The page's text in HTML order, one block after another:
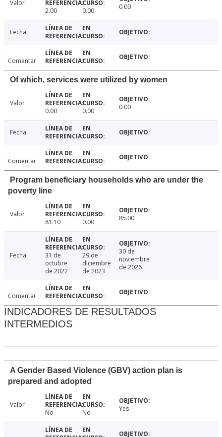
Valor
2.00
0.00 0.00
Fecha
Comentar
Of which, services were utilized by women
Valor
0.00
0.00 0.00
Fecha
Comentar
Program beneficiary households who are under the
poverty line
Valor
81.10
0.00 85.00
Fecha
31 de
octubre
de 2022
29 de
diciembre
de 2023
30 de
noviembre
de 2026
Comentar
INDICADORES DE RESULTADOS
INTERMEDIOS
A Gender Based Violence (GBV) action plan is
prepared and adopted
Valor
No
No Yes